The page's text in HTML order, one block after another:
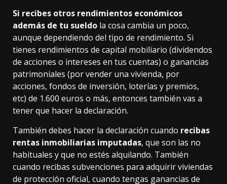
Si recibes otros rendimientos económicos
además de tu sueldo la cosa cambia un poco,
aunque dependiendo del tipo de rendimiento. Si
tienes rendimientos de capital mobiliario (dividendos
de acciones o intereses en tus cuentas) o ganancias
patrimoniales (por vender una vivienda, por
acciones, fondos de inversión, loterías y premios,
etc) de 1.600 euros o más, entonces también vas a
tener que hacer la declaración.
También debes hacer la declaración cuando recibas
rentas inmobiliarias imputadas, que son las no
habituales y que no estés alquilando. También
cuando recibas subvenciones para adquirir viviendas
de protección oficial, cuando tengas ganancias de